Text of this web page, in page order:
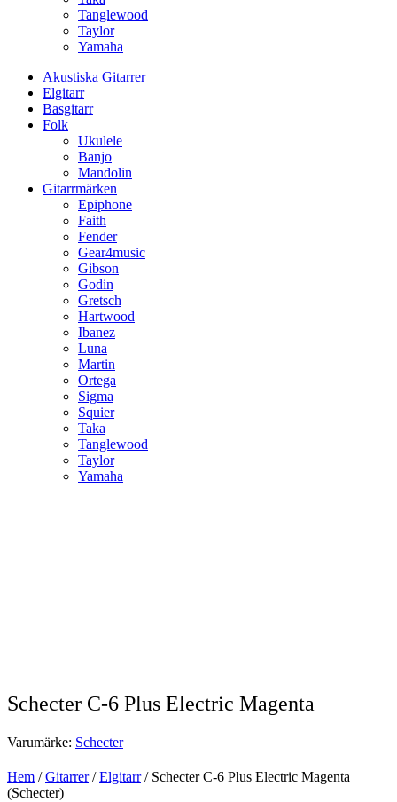
Tanglewood
Taylor
Yamaha
Akustiska Gitarrer
Elgitarr
Basgitarr
Folk
Ukulele
Banjo
Mandolin
Gitarrmärken
Epiphone
Faith
Fender
Gear4music
Gibson
Godin
Gretsch
Hartwood
Ibanez
Luna
Martin
Ortega
Sigma
Squier
Taka
Tanglewood
Taylor
Yamaha
Schecter C-6 Plus Electric Magenta
Varumärke: Schecter
Hem /Gitarrer/Elgitarr/ Schecter C-6 Plus Electric Magenta
(Schecter)